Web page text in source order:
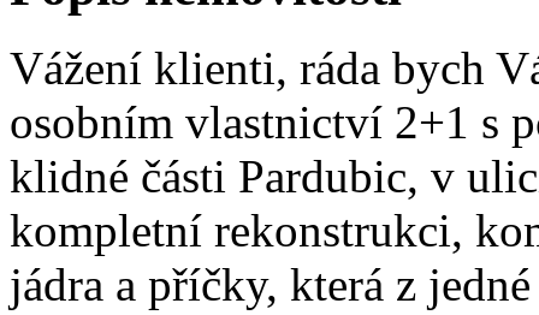
Vážení klienti, ráda bych
osobním vlastnictví 2+1 s
klidné části Pardubic, v
kompletní rekonstrukci,
jádra a příčky, která z